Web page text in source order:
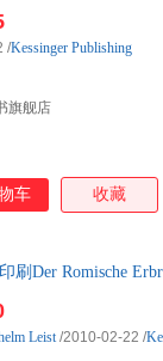
旗舰店
/Kessinger Publishing
车 收藏
刷Der Romische
Leist/2010-02-22 /